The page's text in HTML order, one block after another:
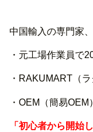
中国輸入の専門家
・元工場作業員で
・RAKUMART（
・OEM（簡易
「初心者から開始